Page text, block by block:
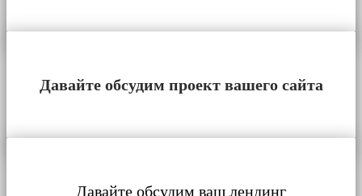
Давайте обсудим проект вашего сайта
Давайте обсудим ваш лендинг